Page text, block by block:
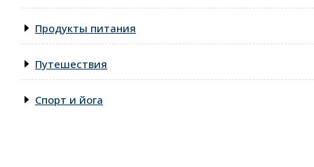
Продукты питания
Путешествия
Спорт и йога